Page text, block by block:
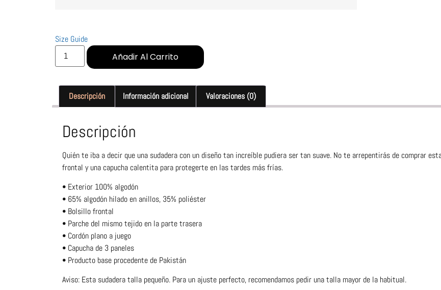
Size Guide
Añadir Al Carrito
Descripción Información adicional Valoraciones (0)
Descripción
Quién te iba a decir que una sudadera con un diseño tan increíble pudiera ser tan suave. No te arrepentirás de comprar
frontal y una capucha calentita para protegerte en las tardes más frías.
• Exterior 100% algodón
• 65% algodón hilado en anillos, 35% poliéster
• Bolsillo frontal
• Parche del mismo tejido en la parte trasera
• Cordón plano a juego
• Capucha de 3 paneles
• Producto base procedente de Pakistán
Aviso: Esta sudadera talla pequeño. Para un ajuste perfecto, recomendamos pedir una talla mayor de la habitual.